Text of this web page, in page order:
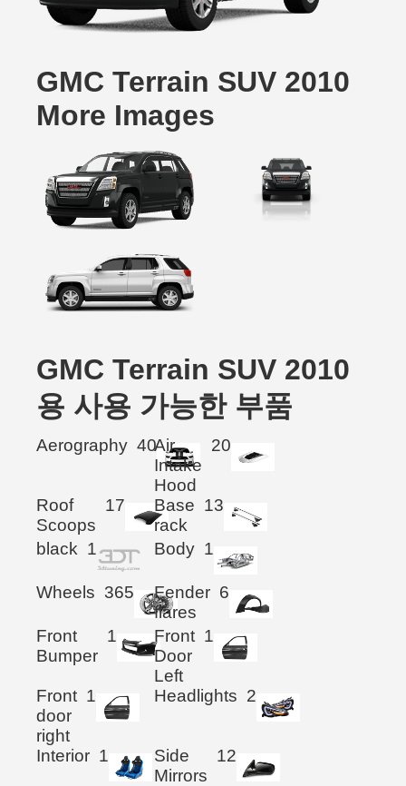
GMC Terrain SUV 2010
More Images
GMC Terrain SUV 2010
용 사용 가능한 부품
Aerography 40Air
Intake
Hood
20
Roof
Scoops
17
Base
rack
13
black 1 Body 1
Wheels 365
Fender
flares
6
Front
Bumper
1
Front
Door
Left
1
Front
door
right
1 Headlights 2
Interior 1
Side
Mirrors
12